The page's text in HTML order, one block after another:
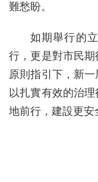
難愁盼。
如期舉行的
行，更是對市民期
原則指引下，新
以扎實有效的治
地前行，建設更安